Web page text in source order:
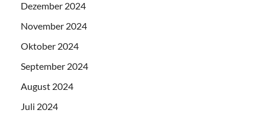
Dezember 2024
November 2024
Oktober 2024
September 2024
August 2024
Juli 2024